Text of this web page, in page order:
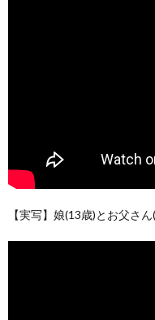
【実写】娘(13歳)とお父さ